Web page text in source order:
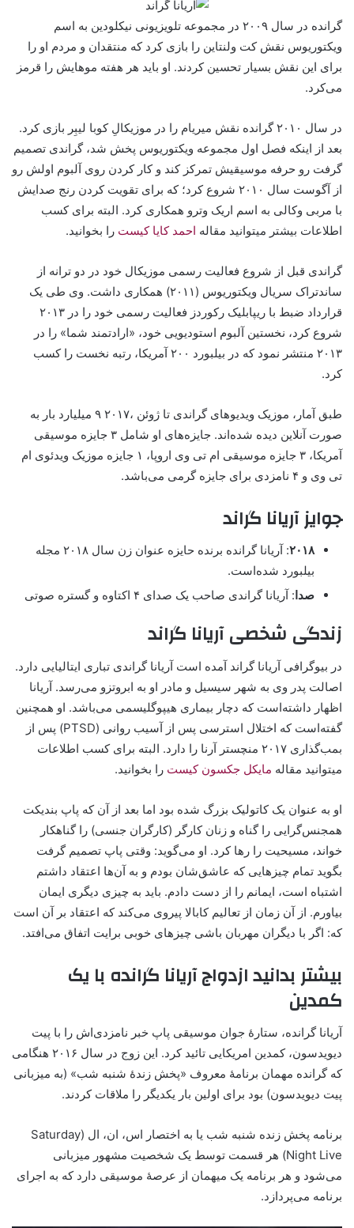
گرانده در سال ۲۰۰۹ در مجموعه تلویزیونی نیکلودین به اسم
ویکتوریوس نقش کت ولنتاین را بازی کرد که منتقدان و مردم او را
برای این نقش بسیار تحسین کردند. او باید هر هفته موهایش را قرمز
می‌کرد.
در سال ۲۰۱۰ گرانده نقش میریام را در موزیکالِ کوبا لیبِر بازی کرد.
بعد از اینکه فصل اول مجموعه ویکتوریوس پخش شد، گراندی تصمیم
گرفت رو حرفه موسیقیش تمرکز کند و کار کردن روی آلبوم اولش رو
از آگوست سال ۲۰۱۰ شروع کرد؛ که برای تقویت کردن رنج صدایش
با مربی وکالی به اسم اریک وترو همکاری کرد. البته برای کسب
اطلاعات بیشتر میتوانید مقاله احمد کایا کیست را بخوانید.
گراندی قبل از شروع فعالیت رسمی موزیکال خود در دو ترانه از
ساندتراک سریال ویکتوریوس (۲۰۱۱) همکاری داشت. وی طی یک
قرارداد ضبط با ریپابلیک رکوردز فعالیت رسمی خود را در ۲۰۱۳
شروع کرد، نخستین آلبوم استودیویی خود، «ارادتمند شما» را در
۲۰۱۳ منتشر نمود که در بیلبورد ۲۰۰ آمریکا، رتبه نخست را کسب
کرد.
طبق آمار، موزیک ویدیوهای گراندی تا ژوئن ،۲۰۱۷ ۹ میلیارد بار به
صورت آنلاین دیده شده‌اند. جایزه‌های او شامل ۳ جایزه موسیقی
آمریکا، ۳ جایزه موسیقی ام تی وی اروپا، ۱ جایزه موزیک ویدئوی ام
تی وی و ۴ نامزدی برای جایزه گرمی می‌باشد.
جوایز آریانا گراند
۲۰۱۸
: آریانا گرانده برنده حایزه عنوان زن سال ۲۰۱۸ مجله
بیلبورد شده‌است.
صدا : آریانا گراندی صاحب یک صدای ۴ اکتاوه و گستره صوتی
زندگی شخصی آریانا گراند
در بیوگرافی آریانا گراند آمده است آریانا گراندی تباری ایتالیایی دارد.
اصالت پدر وی به شهر سیسیل و مادر او به ابروتزو می‌رسد. آریانا
اظهار داشته‌است که دچار بیماری هیپوگلیسمی می‌باشد. او همچنین
گفته‌است که اختلال استرسی پس از آسیب روانی (PTSD) پس از
بمب‌گذاری ۲۰۱۷ منچستر آرنا را دارد. البته برای کسب اطلاعات
میتوانید مقاله مایکل جکسون کیست را بخوانید.
او به عنوان یک کاتولیک بزرگ شده بود اما بعد از آن که پاپ بندیکت
همجنس‌گرایی را گناه و زنان کارگر (کارگران جنسی) را گناهکار
خواند، مسیحیت را رها کرد. او می‌گوید: وقتی پاپ تصمیم گرفت
بگوید تمام چیزهایی که عاشق‌شان بودم و به آن‌ها اعتقاد داشتم
اشتباه است، ایمانم را از دست دادم. باید به چیزی دیگری ایمان
بیاورم. از آن زمان از تعالیم کابالا پیروی می‌کند که اعتقاد بر آن است
که: اگر با دیگران مهربان باشی چیزهای خوبی برایت اتفاق می‌افتد.
بیشتر بدانید ازدواج آریانا گرانده با یک
کمدین
آریانا گرانده، ستارۀ جوان موسیقی پاپ خبر نامزدی‌اش را با پیت
دیویدسون، کمدین امریکایی تائید کرد. این زوج در سال ۲۰۱۶ هنگامی
که گرانده مهمان برنامۀ معروف «پخش زندۀ شنبه شب» (به میزبانی
پیت دیویدسون) بود برای اولین بار یکدیگر را ملاقات کردند.
برنامه پخش زنده شنبه شب یا به اختصار اس، ان، ال (Saturday
Night Live) هر قسمت توسط یک شخصیت مشهور میزبانی
می‌شود و هر برنامه یک میهمان از عرصۀ موسیقی دارد که به اجرای
برنامه می‌پردازد.